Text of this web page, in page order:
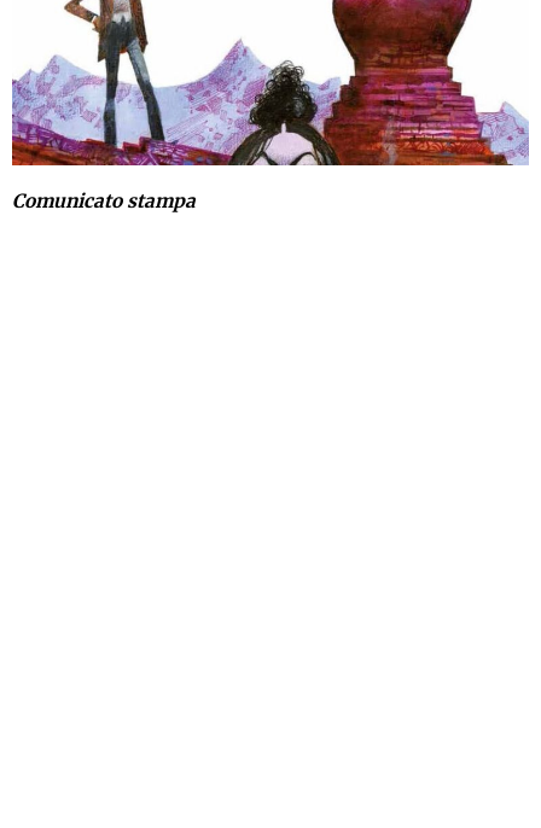
Comunicato stampa